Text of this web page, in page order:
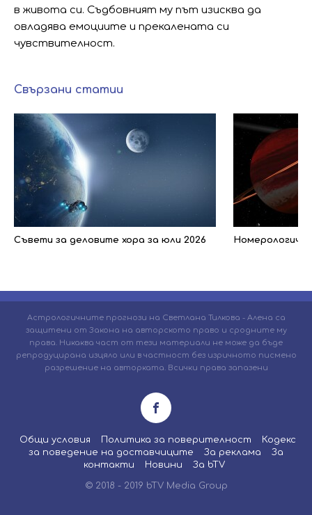
в живота си. Съдбовният му път изисква да
овладява емоциите и прекалената си
чувствителност.
Свързани статии
Съвети за деловите хора за юли 2026
Астрологичните прогнози на Светлана Тилкова - Алена са
защитени от Закона на авторското право и сродните му
права. Никаква част от тези материали не може да бъде
репродуцирана изцяло или в частност без изричното писмено
разрешение на авторката. Всички права запазени
Общи условия Политика за поверителност
Кодекс
за поведение на доставчиците
За реклама
За
контакти
Новини За bTV
© 2018 - 2019 bTV Media Group